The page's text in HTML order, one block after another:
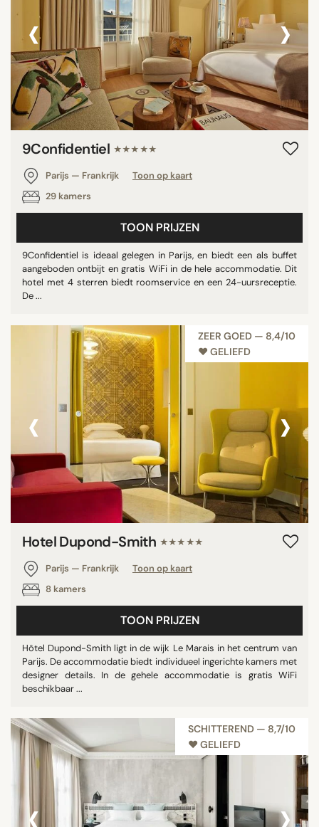
‹ ›
9Confidentiel ★★★★★
Parijs — Frankrijk
Toon op kaart
29 kamers
TOON PRIJZEN
9Confidentiel is ideaal gelegen in Parijs, en biedt een als buffet
aangeboden ontbijt en gratis WiFi in de hele accommodatie. Dit
hotel met 4 sterren biedt roomservice en een 24-uursreceptie.
De ...
ZEER GOED — 8,4/10
♥︎ GELIEFD
‹ ›
Hotel Dupond-Smith ★★★★★
Parijs — Frankrijk
Toon op kaart
8 kamers
TOON PRIJZEN
Hôtel Dupond-Smith ligt in de wijk Le Marais in het centrum van
Parijs. De accommodatie biedt individueel ingerichte kamers met
designer details. In de gehele accommodatie is gratis WiFi
beschikbaar ...
SCHITTEREND — 8,7/10
♥︎ GELIEFD